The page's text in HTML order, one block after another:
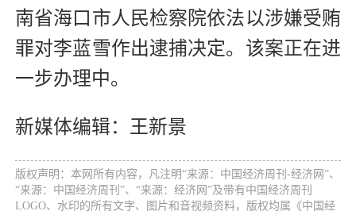
南省海口市人民检察院依法以涉嫌受贿
罪对李蓝雪作出逮捕决定。该案正在进
一步办理中。
新媒体编辑：王新景
版权声明：本网所有内容，凡注明“来源：中国经济周刊-经济网”、
“来源：中国经济周刊”、“来源：经济网”及带有中国经济周刊
LOGO、水印的所有文字、图片和音视频资料，版权均属《中国经